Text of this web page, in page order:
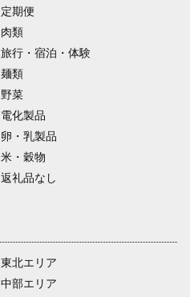
定期便
肉類
旅行・宿泊・体験
麺類
野菜
電化製品
卵・乳製品
米・穀物
返礼品なし
東北エリア
中部エリア